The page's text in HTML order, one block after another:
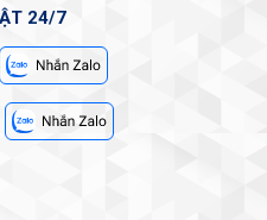
24/7